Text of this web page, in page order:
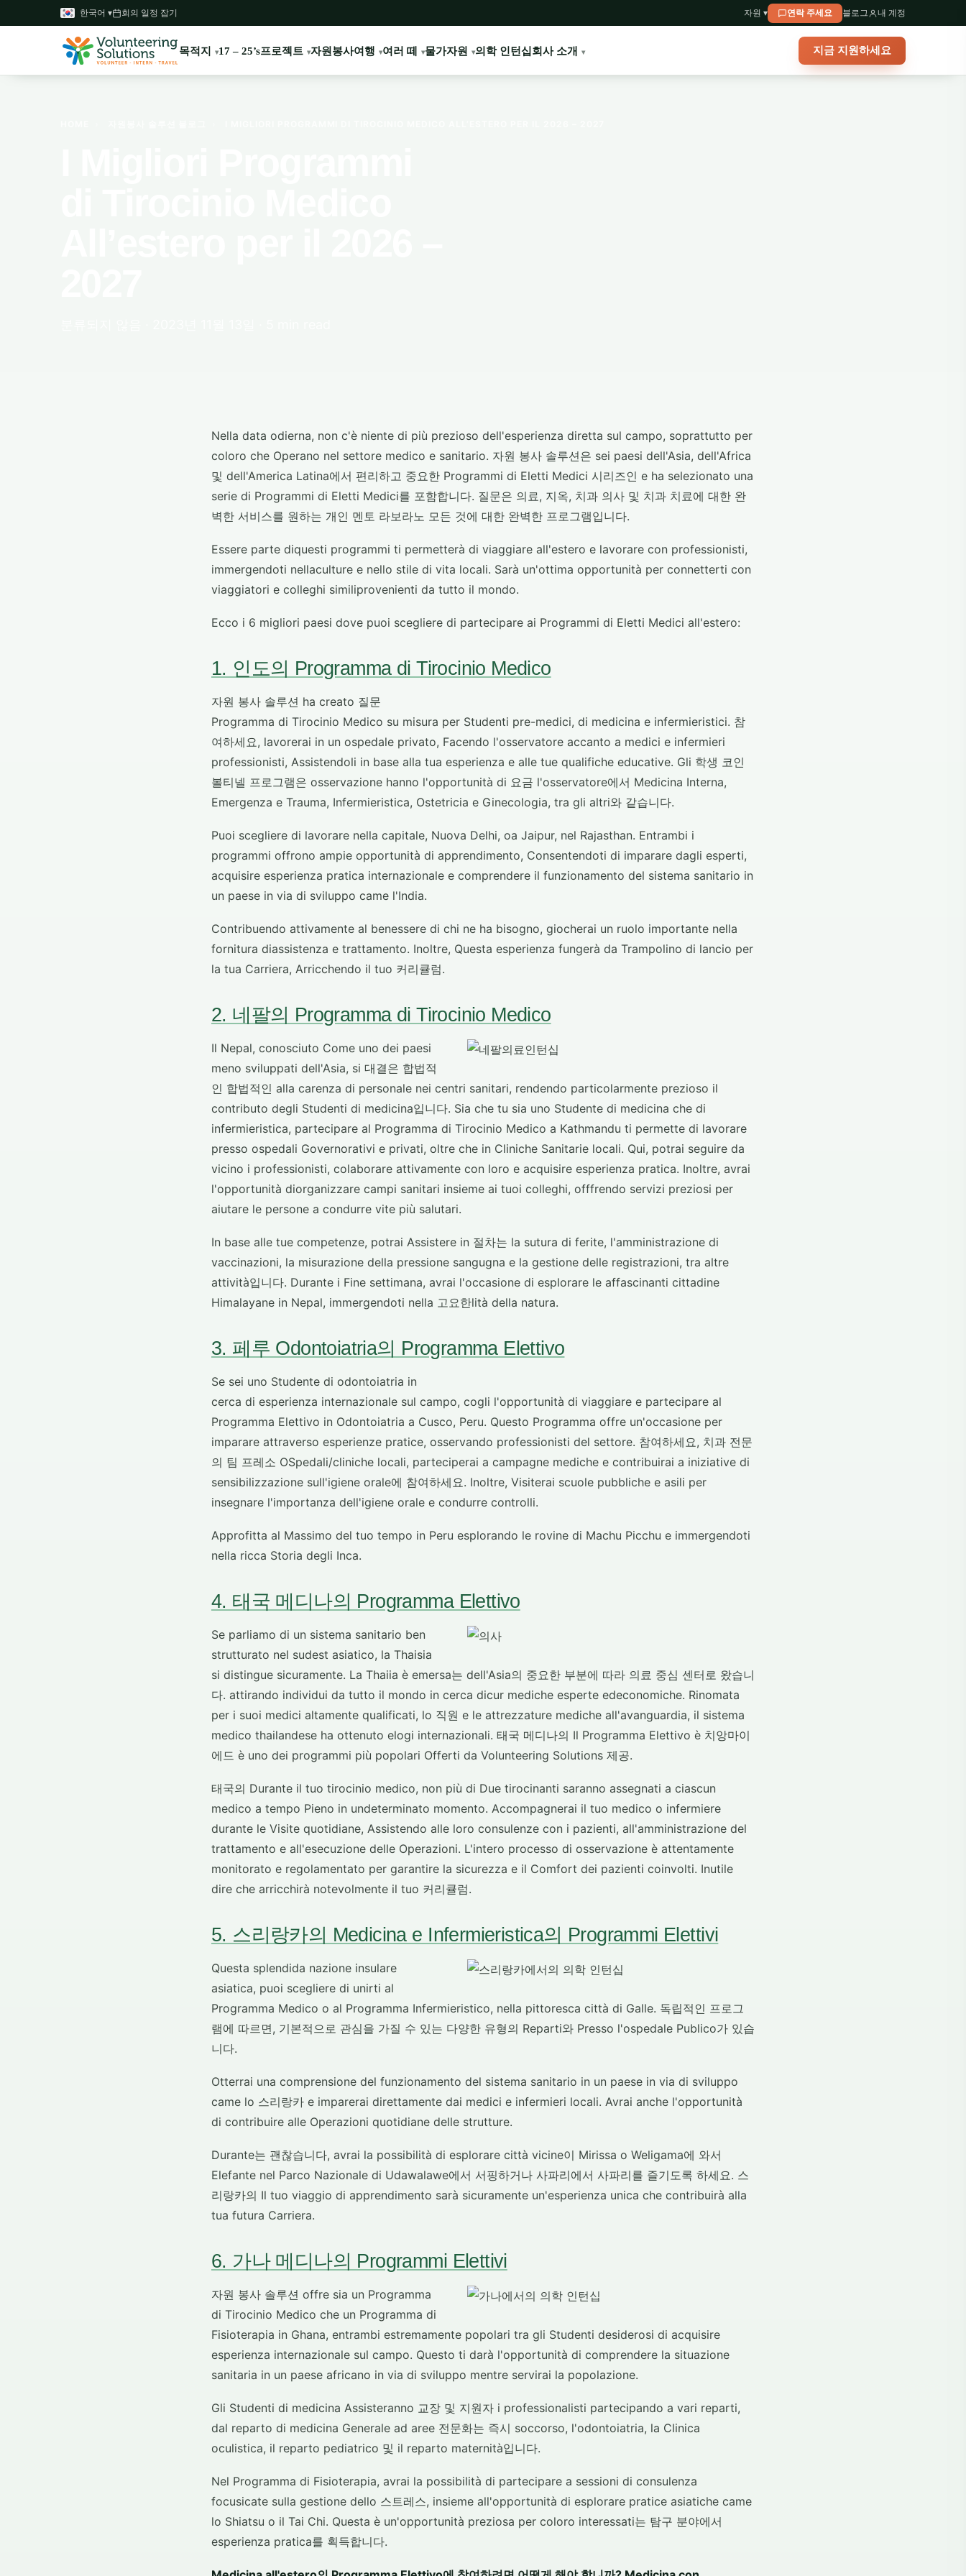
한국어 ▾ 회의 일정 잡기 자원 ▾ 연락 주세요 블로그 내 계정
목적지 17 – 25’s프로젝트 자원봉사여행 여러 떼 물가자원 의학 인턴십회사 소개 지금 지원하세요
Nella data odierna, non c'è niente di più prezioso dell'esperienza diretta sul campo, soprattutto per
coloro che Operano nel settore medico e sanitario. 자원 봉사 솔루션은 sei paesi dell'Asia, dell'Africa
및 dell'America Latina에서 편리하고 중요한 Programmi di Eletti Medici 시리즈인 e ha selezionato una
serie di Programmi di Eletti Medici를 포함합니다. 질문은 의료, 지옥, 치과 의사 및 치과 치료에 대한 완
벽한 서비스를 원하는 개인 멘토 라보라노 모든 것에 대한 완벽한 프로그램입니다.
Essere parte diquesti programmi ti permetterà di viaggiare all'estero e lavorare con professionisti,
immergendoti nellaculture e nello stile di vita locali. Sarà un'ottima opportunità per connetterti con
viaggiatori e colleghi similiprovenienti da tutto il mondo.
Ecco i 6 migliori paesi dove puoi scegliere di partecipare ai Programmi di Eletti Medici all'estero:
1. 인도의 Programma di Tirocinio Medico
자원 봉사 솔루션 ha creato 질문
Programma di Tirocinio Medico su misura per Studenti pre-medici, di medicina e infermieristici. 참
여하세요, lavorerai in un ospedale privato, Facendo l'osservatore accanto a medici e infermieri
professionisti, Assistendoli in base alla tua esperienza e alle tue qualifiche educative. Gli 학생 코인
볼티넬 프로그램은 osservazione hanno l'opportunità di 요금 l'osservatore에서 Medicina Interna,
Emergenza e Trauma, Infermieristica, Ostetricia e Ginecologia, tra gli altri와 같습니다.
Puoi scegliere di lavorare nella capitale, Nuova Delhi, oa Jaipur, nel Rajasthan. Entrambi i
programmi offrono ampie opportunità di apprendimento, Consentendoti di imparare dagli esperti,
acquisire esperienza pratica internazionale e comprendere il funzionamento del sistema sanitario in
un paese in via di sviluppo came l'India.
Contribuendo attivamente al benessere di chi ne ha bisogno, giocherai un ruolo importante nella
fornitura diassistenza e trattamento. Inoltre, Questa esperienza fungerà da Trampolino di lancio per
la tua Carriera, Arricchendo il tuo 커리큘럼.
2. 네팔의 Programma di Tirocinio Medico
Il Nepal, conosciuto Come uno dei paesi
meno sviluppati dell'Asia, si 대결은 합법적
인 합법적인 alla carenza di personale nei centri sanitari, rendendo particolarmente prezioso il
contributo degli Studenti di medicina입니다. Sia che tu sia uno Studente di medicina che di
infermieristica, partecipare al Programma di Tirocinio Medico a Kathmandu ti permette di lavorare
presso ospedali Governorativi e privati, oltre che in Cliniche Sanitarie locali. Qui, potrai seguire da
vicino i professionisti, colaborare attivamente con loro e acquisire esperienza pratica. Inoltre, avrai
l'opportunità diorganizzare campi sanitari insieme ai tuoi colleghi, offfrendo servizi preziosi per
aiutare le persone a condurre vite più salutari.
In base alle tue competenze, potrai Assistere in 절차는 la sutura di ferite, l'amministrazione di
vaccinazioni, la misurazione della pressione sangugna e la gestione delle registrazioni, tra altre
attività입니다. Durante i Fine settimana, avrai l'occasione di esplorare le affascinanti cittadine
Himalayane in Nepal, immergendoti nella 고요한lità della natura.
3. 페루 Odontoiatria의 Programma Elettivo
Se sei uno Studente di odontoiatria in
cerca di esperienza internazionale sul campo, cogli l'opportunità di viaggiare e partecipare al
Programma Elettivo in Odontoiatria a Cusco, Peru. Questo Programma offre un'occasione per
imparare attraverso esperienze pratice, osservando professionisti del settore. 참여하세요, 치과 전문
의 팀 프레소 OSpedali/cliniche locali, parteciperai a campagne mediche e contribuirai a iniziative di
sensibilizzazione sull'igiene orale에 참여하세요. Inoltre, Visiterai scuole pubbliche e asili per
insegnare l'importanza dell'igiene orale e condurre controlli.
Approfitta al Massimo del tuo tempo in Peru esplorando le rovine di Machu Picchu e immergendoti
nella ricca Storia degli Inca.
4. 태국 메디나의 Programma Elettivo
Se parliamo di un sistema sanitario ben
strutturato nel sudest asiatico, la Thaisia
si distingue sicuramente. La Thaiia è emersa는 dell'Asia의 중요한 부분에 따라 의료 중심 센터로 왔습니
다. attirando individui da tutto il mondo in cerca dicur mediche esperte edeconomiche. Rinomata
per i suoi medici altamente qualificati, lo 직원 e le attrezzature mediche all'avanguardia, il sistema
medico thailandese ha ottenuto elogi internazionali. 태국 메디나의 Il Programma Elettivo è 치앙마이
에드 è uno dei programmi più popolari Offerti da Volunteering Solutions 제공.
태국의 Durante il tuo tirocinio medico, non più di Due tirocinanti saranno assegnati a ciascun
medico a tempo Pieno in undeterminato momento. Accompagnerai il tuo medico o infermiere
durante le Visite quotidiane, Assistendo alle loro consulenze con i pazienti, all'amministrazione del
trattamento e all'esecuzione delle Operazioni. L'intero processo di osservazione è attentamente
monitorato e regolamentato per garantire la sicurezza e il Comfort dei pazienti coinvolti. Inutile
dire che arricchirà notevolmente il tuo 커리큘럼.
5. 스리랑카의 Medicina e Infermieristica의 Programmi Elettivi
Questa splendida nazione insulare
asiatica, puoi scegliere di unirti al
Programma Medico o al Programma Infermieristico, nella pittoresca città di Galle. 독립적인 프로그
램에 따르면, 기본적으로 관심을 가질 수 있는 다양한 유형의 Reparti와 Presso l'ospedale Publico가 있습
니다.
Otterrai una comprensione del funzionamento del sistema sanitario in un paese in via di sviluppo
came lo 스리랑카 e imparerai direttamente dai medici e infermieri locali. Avrai anche l'opportunità
di contribuire alle Operazioni quotidiane delle strutture.
Durante는 괜찮습니다, avrai la possibilità di esplorare città vicine이 Mirissa o Weligama에 와서
Elefante nel Parco Nazionale di Udawalawe에서 서핑하거나 사파리에서 사파리를 즐기도록 하세요. 스
리랑카의 Il tuo viaggio di apprendimento sarà sicuramente un'esperienza unica che contribuirà alla
tua futura Carriera.
6. 가나 메디나의 Programmi Elettivi
자원 봉사 솔루션 offre sia un Programma
di Tirocinio Medico che un Programma di
Fisioterapia in Ghana, entrambi estremamente popolari tra gli Studenti desiderosi di acquisire
esperienza internazionale sul campo. Questo ti darà l'opportunità di comprendere la situazione
sanitaria in un paese africano in via di sviluppo mentre servirai la popolazione.
Gli Studenti di medicina Assisteranno 교장 및 지원자 i professionalisti partecipando a vari reparti,
dal reparto di medicina Generale ad aree 전문화는 즉시 soccorso, l'odontoiatria, la Clinica
oculistica, il reparto pediatrico 및 il reparto maternità입니다.
Nel Programma di Fisioterapia, avrai la possibilità di partecipare a sessioni di consulenza
focusicate sulla gestione dello 스트레스, insieme all'opportunità di esplorare pratice asiatiche came
lo Shiatsu o il Tai Chi. Questa è un'opportunità preziosa per coloro interessati는 탐구 분야에서
esperienza pratica를 획득합니다.